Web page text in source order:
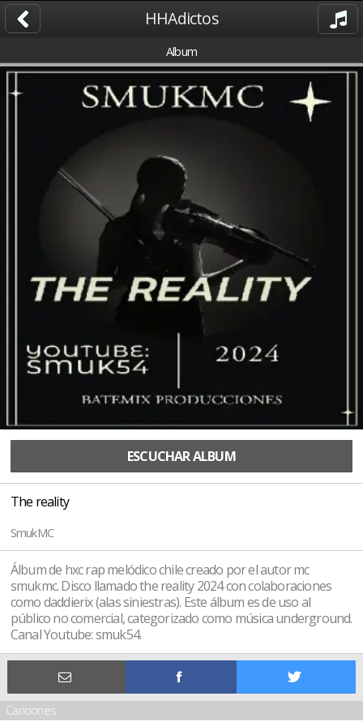
HHAdictos
Album
ESCUCHAR ALBUM
The reality
SmukMC
Álbum de hxc rap melódico chile creado por el autor mc
smukmc. Disco llamado the reality 2024 con colaboraciones
como daddierix (alas siniestras). Este álbum es de uso al
público no comercial, categorizado como música underground.
Canal Youtube: smuk54.
Canciones